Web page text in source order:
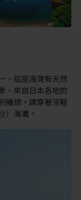
。這座海灣有天然
，來自日本各地的
擁擠。請穿著涼鞋
）海灘。